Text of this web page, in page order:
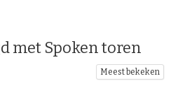
met Spoken toren
Meest bekeken